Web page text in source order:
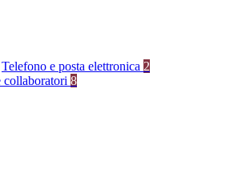
Telefono e posta elettronica 2
collaboratori 8